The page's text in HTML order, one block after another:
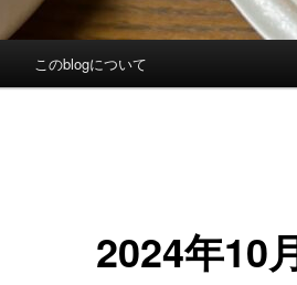
このblogについて
2024年10